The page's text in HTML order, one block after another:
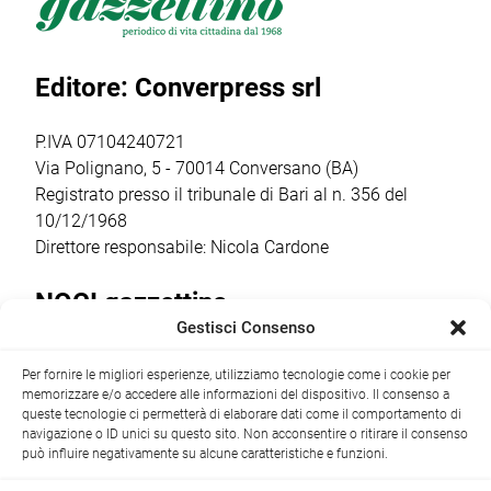
all’Aquathlon di
Paola,
ancora una volta
punto […]
l’insediamento
del nuovo
che guiderà il
stagione sportiva
2026/2027 […]
bambini dai 5
Editore: Converpress srl
P.IVA 07104240721
Via Polignano, 5 - 70014 Conversano (BA)
Registrato presso il tribunale di Bari al n. 356 del
10/12/1968
Direttore responsabile: Nicola Cardone
NOCI gazzettino
+39 080 4979274|info@nocigazzettino.it Contatti|
Archivio
Gestisci Consenso
Per fornire le migliori esperienze, utilizziamo tecnologie come i cookie per
memorizzare e/o accedere alle informazioni del dispositivo. Il consenso a
queste tecnologie ci permetterà di elaborare dati come il comportamento di
navigazione o ID unici su questo sito. Non acconsentire o ritirare il consenso
può influire negativamente su alcune caratteristiche e funzioni.